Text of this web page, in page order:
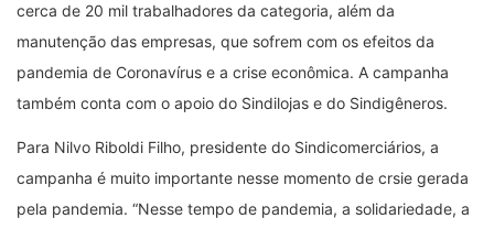
cerca de 20 mil trabalhadores da categoria, além da
manutenção das empresas, que sofrem com os efeitos da
pandemia de Coronavírus e a crise econômica. A campanha
também conta com o apoio do Sindilojas e do Sindigêneros.
Para Nilvo Riboldi Filho, presidente do Sindicomerciários, a
campanha é muito importante nesse momento de crsie gerada
pela pandemia. “Nesse tempo de pandemia, a solidariedade, a